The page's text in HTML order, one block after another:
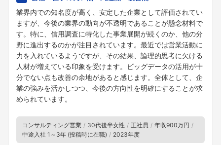
業界内での知名度が高く、安定した企業として評価されてい
ますが、今後の業界の動向が不透明であることが懸念材料で
す。特に、信用調査に特化した事業展開が続くのか、他の分
野に進出するのかが注目されています。最近では営業活動に
力を入れているようですが、その結果、論理的思考に欠ける
人材が増えている印象を受けます。ビッグデータの活用が十
分でない点も改善の余地があると感じます。全体として、企
業の強みを活かしつつ、今後の方向性を明確にすることが求
められています。
コンサルティング営業 30代後半女性 正社員
年収900万円
中途入社 1～3年 (投稿時に在職)
2023年度